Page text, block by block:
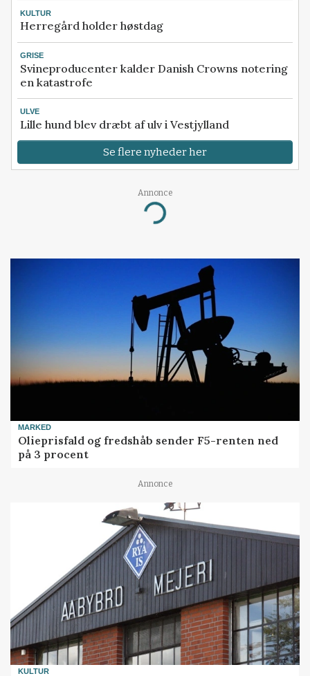
KULTUR
Herregård holder høstdag
GRISE
Svineproducenter kalder Danish Crowns notering
en katastrofe
ULVE
Lille hund blev dræbt af ulv i Vestjylland
Se flere nyheder her
Annonce
Loading...
MARKED
Olieprisfald og fredshåb sender F5-renten ned
på 3 procent
Annonce
KULTUR